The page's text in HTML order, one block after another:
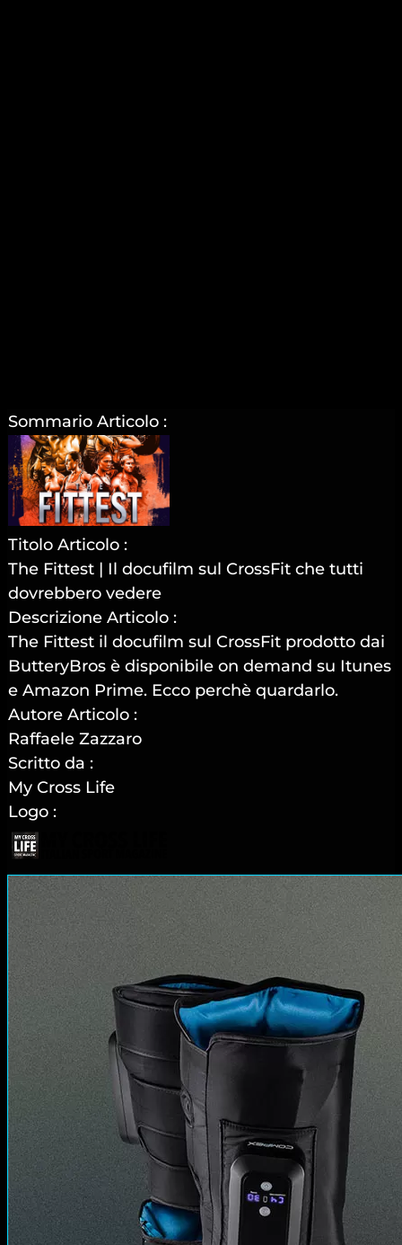
Sommario Articolo :
Titolo Articolo :
The Fittest | Il docufilm sul CrossFit che tutti
dovrebbero vedere
Descrizione Articolo :
The Fittest il docufilm sul CrossFit prodotto dai
ButteryBros è disponibile on demand su Itunes
e Amazon Prime. Ecco perchè quardarlo.
Autore Articolo :
Raffaele Zazzaro
Scritto da :
My Cross Life
Logo :